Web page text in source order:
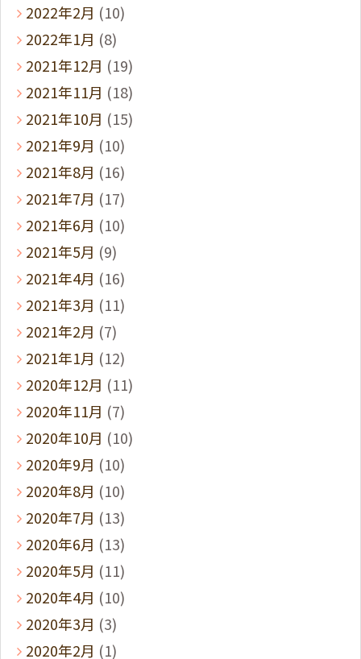
2022年2月 (10)
2022年1月 (8)
2021年12月 (19)
2021年11月 (18)
2021年10月 (15)
2021年9月 (10)
2021年8月 (16)
2021年7月 (17)
2021年6月 (10)
2021年5月 (9)
2021年4月 (16)
2021年3月 (11)
2021年2月 (7)
2021年1月 (12)
2020年12月 (11)
2020年11月 (7)
2020年10月 (10)
2020年9月 (10)
2020年8月 (10)
2020年7月 (13)
2020年6月 (13)
2020年5月 (11)
2020年4月 (10)
2020年3月 (3)
2020年2月 (1)